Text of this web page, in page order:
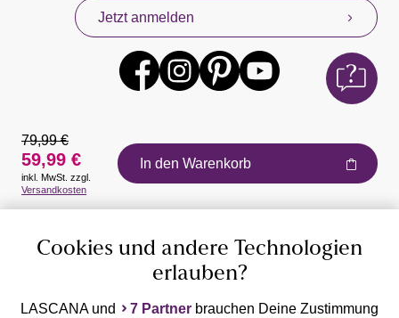
Jetzt anmelden
Auszeichnungen
79,99 €
59,99 €
inkl. MwSt. zzgl.
Versandkosten
In den Warenkorb
Cookies und andere Technologien
erlauben?
LASCANA und 7 Partner brauchen Deine Zustimmung